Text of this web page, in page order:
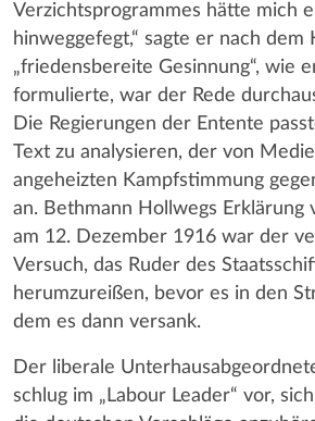
Verzichtsprogrammes hätte mich
hinweggefegt,“ sagte er nach dem
„friedensbereite Gesinnung“, wie
formulierte, war der Rede
Die Regierungen der Entente
Text zu analysieren, der von
angeheizten Kampfstimmung
an. Bethmann Hollwegs Erklärung
am 12. Dezember 1916 war der
Versuch, das Ruder des
herumzureißen, bevor es in den
dem es dann versank.
Der liberale
schlug im „Labour Leader“ vor,